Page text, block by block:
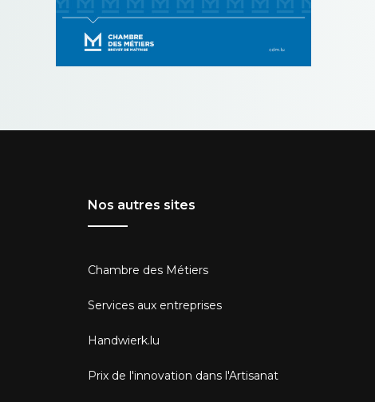
Nos autres sites
Chambre des Métiers
Services aux entreprises
Handwierk.lu
Prix de l'innovation dans l'Artisanat